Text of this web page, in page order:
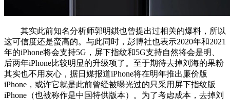
其实此前知名分析师郭明錤也曾提出过相关的爆料，所以
这可信度还是蛮高的。与此同时，彭博社也表示2020年和2021
年的iPhone将会支持5G，屏下指纹和5G支持自然将会是明、
后两年iPhone比较明显的升级项了。至于期待去掉刘海的果粉
其实也不用灰心，据日媒报道iPhone将在明年推出廉价版
iPhone，或许它就是此前曾经被曝光过的只采用屏下指纹版
iPhone（也被称作是中国特供版本）。为了考虑成本，去掉刘